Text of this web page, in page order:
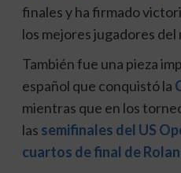
finales y ha firmado
los mejores jugadores del
También fue una pieza
español que conquistó la
mientras que en los
las semifinales del US
cuartos de final de